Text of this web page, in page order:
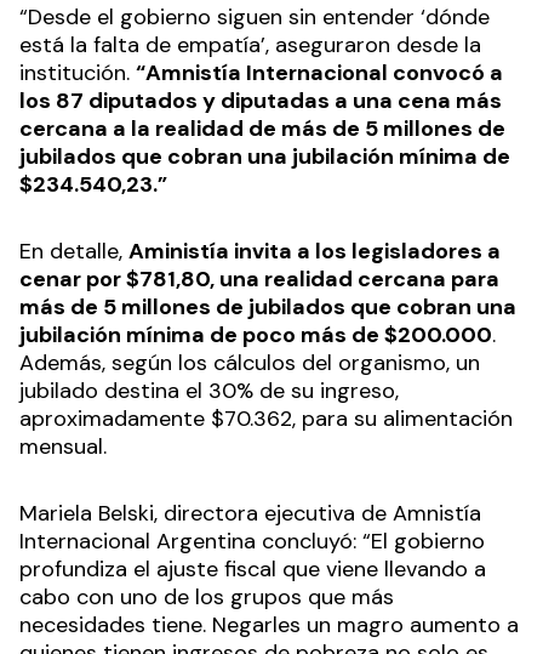
“Desde el gobierno siguen sin entender ‘dónde
está la falta de empatía’, aseguraron desde la
institución. “Amnistía Internacional convocó a
los 87 diputados y diputadas a una cena más
cercana a la realidad de más de 5 millones de
jubilados que cobran una jubilación mínima de
$234.540,23.”
En detalle, Aministía invita a los legisladores a
cenar por $781,80, una realidad cercana para
más de 5 millones de jubilados que cobran una
jubilación mínima de poco más de $200.000.
Además, según los cálculos del organismo, un
jubilado destina el 30% de su ingreso,
aproximadamente $70.362, para su alimentación
mensual.
Mariela Belski, directora ejecutiva de Amnistía
Internacional Argentina concluyó: “El gobierno
profundiza el ajuste fiscal que viene llevando a
cabo con uno de los grupos que más
necesidades tiene. Negarles un magro aumento a